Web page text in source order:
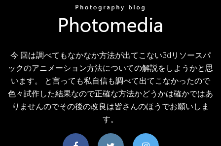
今 回は調べてもなかなか方法が出てこない3dリソースパ
ックのアニメーション方法についての解説をしようかと思
います。 と言っても私自信も調べて出てこなかったので
色々試作した結果なので正確な方法かどうかは確かではあ
りませんのでその後の改良は皆さんのほうでお願いしま
す。